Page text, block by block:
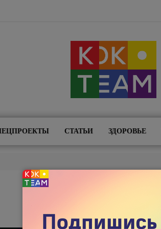
СТАТЬИ ЗДОРОВЬЕ